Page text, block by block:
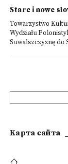
Stare i nowe
Towarzystwo
Wydziału
Suwalszczyznę do
Kарта сайта